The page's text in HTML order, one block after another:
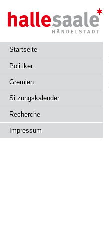
Startseite
Politiker
Gremien
Sitzungskalender
Recherche
Impressum